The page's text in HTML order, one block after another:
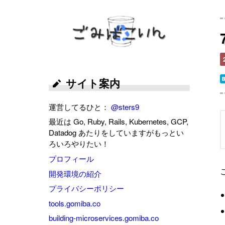
ごみばこいん
サイト案内
運営してるひと：@sters9
最近は Go, Ruby, Rails, Kubernetes, GCP,
Datadog あたりをしていますがもっとい
ろいろやりたい！
プロフィール
開発環境の紹介
プライバシーポリシー
tools.gomiba.co
building-microservices.gomiba.co